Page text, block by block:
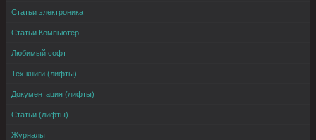
Статьи электроника
Статьи Компьютер
Любимый софт
Тех.книги (лифты)
Документация (лифты)
Статьи (лифты)
Журналы